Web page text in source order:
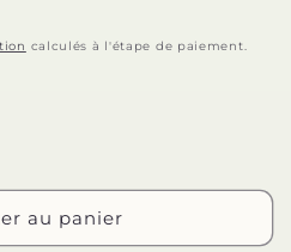
calculés à l'étape de paiement.
au panier